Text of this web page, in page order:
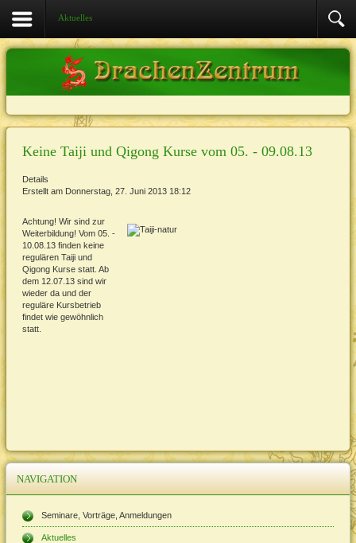
Aktuelles
Keine Taiji und Qigong Kurse vom 05. - 09.08.13
Details
Erstellt am Donnerstag, 27. Juni 2013 18:12
Achtung! Wir sind zur
Weiterbildung! Vom 05. -
10.08.13 finden keine
regulären Taiji und
Qigong Kurse statt. Ab
dem 12.07.13 sind wir
wieder da und der
reguläre Kursbetrieb
findet wie gewöhnlich
statt.
NAVIGATION
Seminare, Vorträge, Anmeldungen
Aktuelles